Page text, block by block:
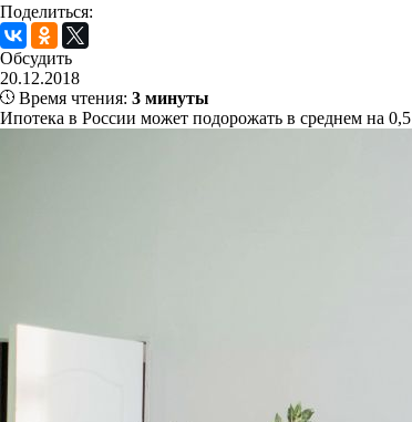
Поделиться:
Обсудить
20.12.2018
Время чтения: 3 минуты
Ипотека в России может подорожать в среднем на